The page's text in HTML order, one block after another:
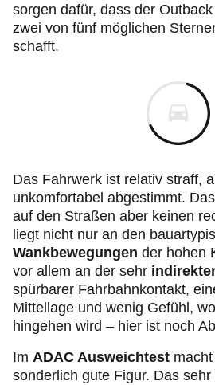
sorgen dafür, dass der
zwei von fünf möglichen
schafft.
Das Fahrwerk ist relativ straff,
unkomfortabel abgestimmt.
auf den Straßen aber keinen
liegt nicht nur an den
Wankbewegungen der hohen
vor allem an der sehr
spürbarer Fahrbahnkontakt,
Mittellage und wenig Gefühl,
hingehen wird – hier ist noch
Im ADAC Ausweichtest
sonderlich gute Figur. Das sehr